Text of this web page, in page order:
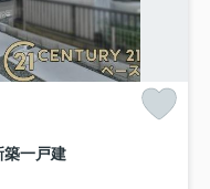
築一戸建